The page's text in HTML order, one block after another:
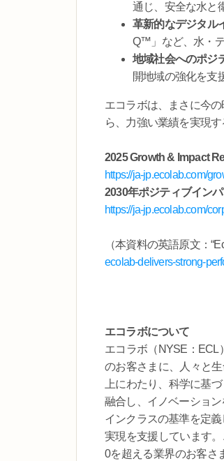
通じ、安全な水と
革新的なデジタル
Q™」など、水・
地域社会へのポジ
開地域の強化を支
エコラボは、まさに今
ら、力強い業績を実現
2025 Growth & Impact
https://ja-jp.ecolab.com/
2030年ポジティブイン
https://ja-jp.ecolab.com/
（本資料の英語原文：
ecolab-delivers-strong-
エコラボについて
エコラボ（NYSE：ECL
のお客さまに、人々と
上にわたり、科学に基
融合し、イノベーショ
インクラスの基準を定
実現を支援しています
0を超える業界のお客さ